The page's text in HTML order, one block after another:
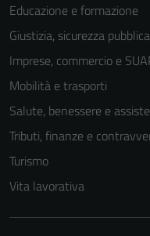
Educazione e formazione
Giustizia, sicurezza
Imprese, commercio e
Mobilità e trasporti
Salute, benessere e
Tributi, finanze e
Turismo
Vita lavorativa